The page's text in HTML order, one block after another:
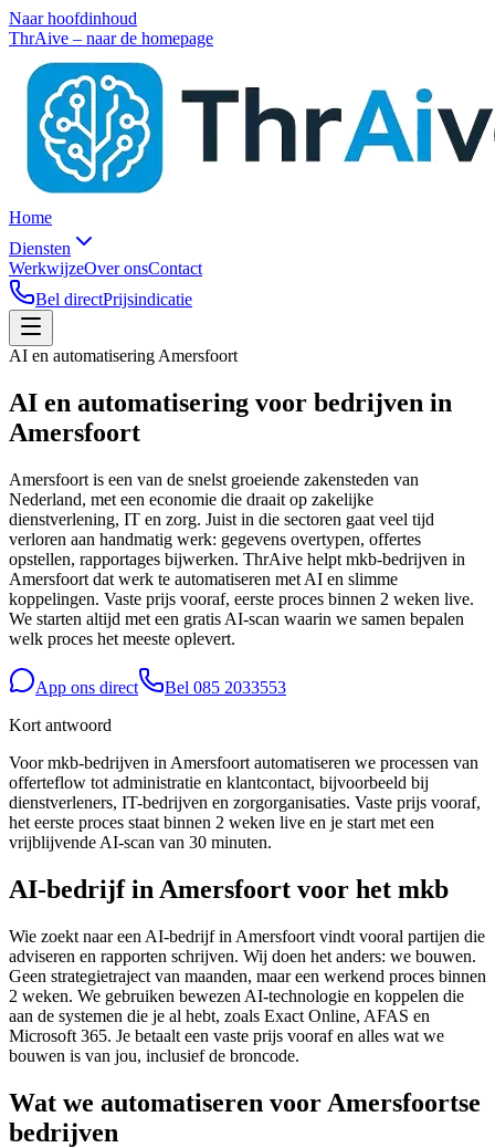
Naar hoofdinhoud
ThrAive – naar de homepage
Home
Diensten
WerkwijzeOver onsContact
Bel directPrijsindicatie
AI en automatisering Amersfoort
AI en automatisering voor bedrijven in
Amersfoort
Amersfoort is een van de snelst groeiende zakensteden van
Nederland, met een economie die draait op zakelijke
dienstverlening, IT en zorg. Juist in die sectoren gaat veel tijd
verloren aan handmatig werk: gegevens overtypen, offertes
opstellen, rapportages bijwerken. ThrAive helpt mkb-bedrijven in
Amersfoort dat werk te automatiseren met AI en slimme
koppelingen. Vaste prijs vooraf, eerste proces binnen 2 weken live.
We starten altijd met een gratis AI-scan waarin we samen bepalen
welk proces het meeste oplevert.
App ons direct Bel 085 2033553
Kort antwoord
Voor mkb-bedrijven in Amersfoort automatiseren we processen van
offerteflow tot administratie en klantcontact, bijvoorbeeld bij
dienstverleners, IT-bedrijven en zorgorganisaties. Vaste prijs vooraf,
het eerste proces staat binnen 2 weken live en je start met een
vrijblijvende AI-scan van 30 minuten.
AI-bedrijf in Amersfoort voor het mkb
Wie zoekt naar een AI-bedrijf in Amersfoort vindt vooral partijen die
adviseren en rapporten schrijven. Wij doen het anders: we bouwen.
Geen strategietraject van maanden, maar een werkend proces binnen
2 weken. We gebruiken bewezen AI-technologie en koppelen die
aan de systemen die je al hebt, zoals Exact Online, AFAS en
Microsoft 365. Je betaalt een vaste prijs vooraf en alles wat we
bouwen is van jou, inclusief de broncode.
Wat we automatiseren voor Amersfoortse
bedrijven